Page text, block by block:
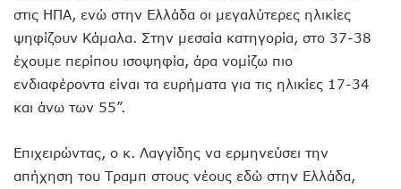
στις ΗΠΑ, ενώ στην Ελλάδα οι μεγαλύτερες ηλικίες
ψηφίζουν Κάμαλα. Στην μεσαία κατηγορία, στο 37-38
έχουμε περίπου ισοψηφία, άρα νομίζω πιο
ενδιαφέροντα είναι τα ευρήματα για τις ηλικίες 17-34
και άνω των 55”.
Επιχειρώντας, ο κ. Λαγγίδης να ερμηνεύσει την
απήχηση του Τραμπ στους νέους εδώ στην Ελλάδα,